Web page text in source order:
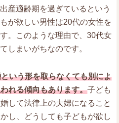
産適齢期を過ぎているという
が欲しい男性は20代の女性を
。このような理由で、30代女
しまいがちなのです。
いう形を取らなくても別によ
れる傾向もあります。子ども
して法律上の夫婦になること
し、どうしても子どもが欲し